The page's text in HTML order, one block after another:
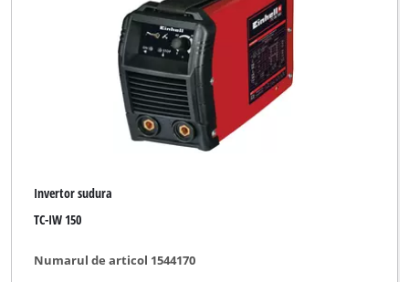
Invertor sudura
TC-IW 150
Numarul de articol 1544170